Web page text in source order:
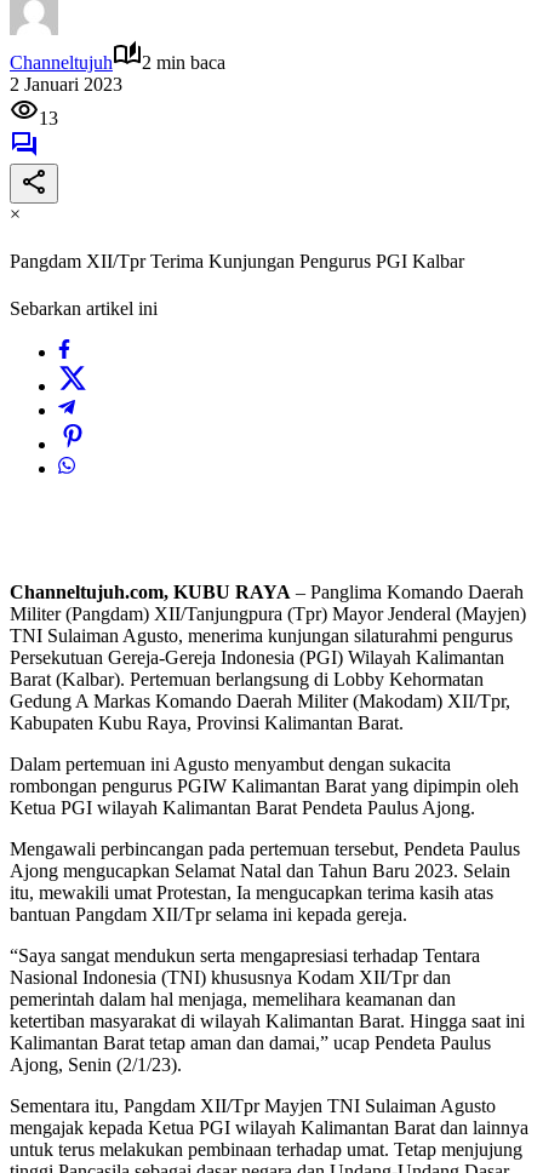
Channeltujuh
2 min baca
2 Januari 2023
13
×
Pangdam XII/Tpr Terima Kunjungan Pengurus PGI Kalbar
Sebarkan artikel ini
Channeltujuh.com, KUBU RAYA – Panglima Komando Daerah
Militer (Pangdam) XII/Tanjungpura (Tpr) Mayor Jenderal (Mayjen)
TNI Sulaiman Agusto, menerima kunjungan silaturahmi pengurus
Persekutuan Gereja-Gereja Indonesia (PGI) Wilayah Kalimantan
Barat (Kalbar). Pertemuan berlangsung di Lobby Kehormatan
Gedung A Markas Komando Daerah Militer (Makodam) XII/Tpr,
Kabupaten Kubu Raya, Provinsi Kalimantan Barat.
Dalam pertemuan ini Agusto menyambut dengan sukacita
rombongan pengurus PGIW Kalimantan Barat yang dipimpin oleh
Ketua PGI wilayah Kalimantan Barat Pendeta Paulus Ajong.
Mengawali perbincangan pada pertemuan tersebut, Pendeta Paulus
Ajong mengucapkan Selamat Natal dan Tahun Baru 2023. Selain
itu, mewakili umat Protestan, Ia mengucapkan terima kasih atas
bantuan Pangdam XII/Tpr selama ini kepada gereja.
“Saya sangat mendukun serta mengapresiasi terhadap Tentara
Nasional Indonesia (TNI) khususnya Kodam XII/Tpr dan
pemerintah dalam hal menjaga, memelihara keamanan dan
ketertiban masyarakat di wilayah Kalimantan Barat. Hingga saat ini
Kalimantan Barat tetap aman dan damai,” ucap Pendeta Paulus
Ajong, Senin (2/1/23).
Sementara itu, Pangdam XII/Tpr Mayjen TNI Sulaiman Agusto
mengajak kepada Ketua PGI wilayah Kalimantan Barat dan lainnya
untuk terus melakukan pembinaan terhadap umat. Tetap menjujung